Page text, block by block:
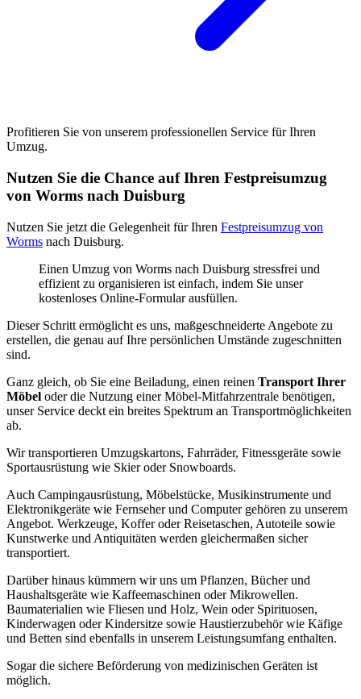
Profitieren Sie von unserem professionellen Service für Ihren
Umzug.
Nutzen Sie die Chance auf Ihren Festpreisumzug
von Worms nach Duisburg
Nutzen Sie jetzt die Gelegenheit für Ihren Festpreisumzug von
Worms nach Duisburg.
Einen Umzug von Worms nach Duisburg stressfrei und
effizient zu organisieren ist einfach, indem Sie unser
kostenloses Online-Formular ausfüllen.
Dieser Schritt ermöglicht es uns, maßgeschneiderte Angebote zu
erstellen, die genau auf Ihre persönlichen Umstände zugeschnitten
sind.
Ganz gleich, ob Sie eine Beiladung, einen reinen Transport Ihrer
Möbel oder die Nutzung einer Möbel-Mitfahrzentrale benötigen,
unser Service deckt ein breites Spektrum an Transportmöglichkeiten
ab.
Wir transportieren Umzugskartons, Fahrräder, Fitnessgeräte sowie
Sportausrüstung wie Skier oder Snowboards.
Auch Campingausrüstung, Möbelstücke, Musikinstrumente und
Elektronikgeräte wie Fernseher und Computer gehören zu unserem
Angebot. Werkzeuge, Koffer oder Reisetaschen, Autoteile sowie
Kunstwerke und Antiquitäten werden gleichermaßen sicher
transportiert.
Darüber hinaus kümmern wir uns um Pflanzen, Bücher und
Haushaltsgeräte wie Kaffeemaschinen oder Mikrowellen.
Baumaterialien wie Fliesen und Holz, Wein oder Spirituosen,
Kinderwagen oder Kindersitze sowie Haustierzubehör wie Käfige
und Betten sind ebenfalls in unserem Leistungsumfang enthalten.
Sogar die sichere Beförderung von medizinischen Geräten ist
möglich.